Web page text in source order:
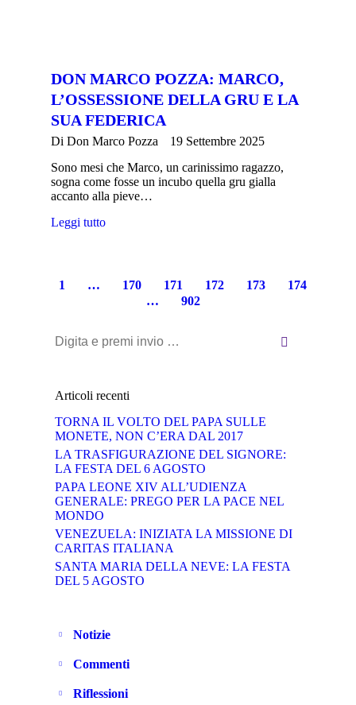
DON MARCO POZZA: MARCO,
L’OSSESSIONE DELLA GRU E LA
SUA FEDERICA
Di Don Marco Pozza
19 Settembre 2025
Sono mesi che Marco, un carinissimo ragazzo,
sogna come fosse un incubo quella gru gialla
accanto alla pieve…
Leggi tutto
1 … 170 171 172 173
174
…
902
Cerca:
Articoli recenti
TORNA IL VOLTO DEL PAPA SULLE
MONETE, NON C’ERA DAL 2017
LA TRASFIGURAZIONE DEL SIGNORE:
LA FESTA DEL 6 AGOSTO
PAPA LEONE XIV ALL’UDIENZA
GENERALE: PREGO PER LA PACE NEL
MONDO
VENEZUELA: INIZIATA LA MISSIONE DI
CARITAS ITALIANA
SANTA MARIA DELLA NEVE: LA FESTA
DEL 5 AGOSTO
Notizie
Commenti
Riflessioni